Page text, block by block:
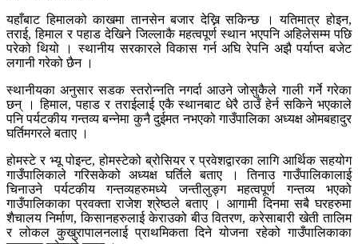
यहाँबाट हिमालको काखमा तानसेन बजार देख्नि सकिन्छ । यतिमात्र होइन,
तराई, हिमाल र पहाड देखिने जिल्लाकै महत्वपूर्ण स्थान भएपनि अहिलेसम्म पछि
परेको थियो । स्थानीय सरकारले विकास गर्न अघि रेपनि अझै पर्याप्त बजेट
लगानी गरेको छैन ।
स्थानीयका अनुसार सडक स्तरोन्नति नगर्दा आउने जोसुकैले गाली गर्ने गरेका
छन् । हिमाल, पहाड र तराईलाई एकै स्थानबाट धेरै ठाउँ हेर्न सकिने भएकाले
पनि पर्यटकीय गन्तव्य बन्नेमा कुनै दुईमत नभएको गाउँपालिका अध्यक्ष ओमबहादुर
घर्तिमगरले बताए ।
होमस्टे र भ्यू पोइन्ट, होमस्टेको ब्रोसियर र प्रवेशद्वारका लागि आर्थिक सहयोग
गाउँपालिकाले गरिसकेको अध्यक्ष घर्तिले बताए । तिनाउ गाउँपालिकालाई
चिनाउने पर्यटकीय गन्तव्यहरुमध्ये जन्तीलुङ्ग महत्वपूर्ण गन्तव्य भएको
गाउँपालिकाका प्रवक्ता राजेश श्रेष्ठले बताए । आगामी दिनमा सबै घरहरुमा
शैचालय निर्माण, किसानहरुलाई केराउको बीउ वितरण, करेसाबारी खेती तालिम
र लोकल कुखुरापालनलाई प्राथमिकता दिने योजना रहेको गाउँपालिकाका